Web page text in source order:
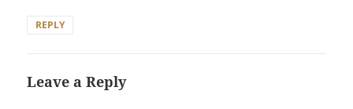
REPLY
Leave a Reply